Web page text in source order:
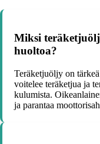
Miksi
huoltoa?
Teräketjuöljy on
voitelee teräketjua ja
kulumista.
ja parantaa